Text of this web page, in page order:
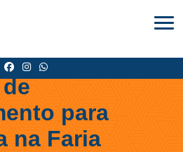
para
na Faria